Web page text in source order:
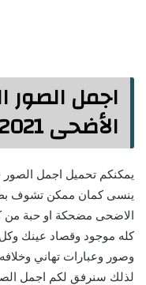
اجمل
الأضحى 2021
يمكنكم تحميل اجمل
ينسى كمان ممكن تشوف
الاضحى مضحكة او حبة من
كله موجود وقصاد عينك وكل
وصور وعبارات تهاني
لذلك سنرفق لكم اجمل الصور